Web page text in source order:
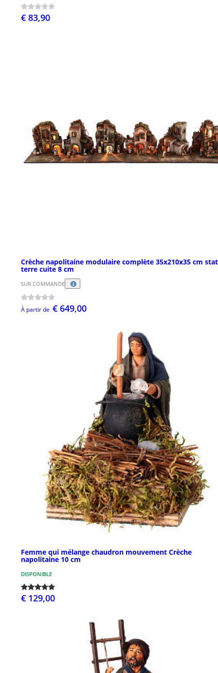
€ 83,90
Crèche napolitaine modulaire complète 35x210x35 cm
terre cuite 8 cm
SUR COMMANDE
À partir de € 649,00
Femme qui mélange chaudron mouvement Crèche
napolitaine 10 cm
DISPONIBLE
€ 129,00